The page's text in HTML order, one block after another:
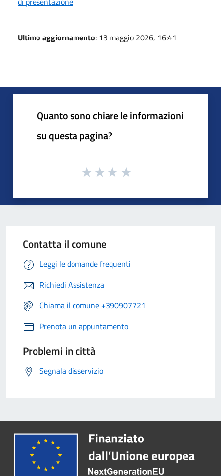
Ultimo aggiornamento: 13 maggio 2026, 16:41
Quanto sono chiare le informazioni
su questa pagina?
Contatta il comune
Leggi le domande frequenti
Richiedi Assistenza
Chiama il comune +390907721
Prenota un appuntamento
Problemi in città
Segnala disservizio